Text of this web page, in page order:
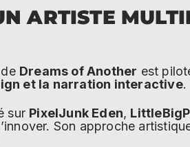
ARTISTE
Dreams of Another est
et la narration interactive.
sur PixelJunk Eden,
Son approche